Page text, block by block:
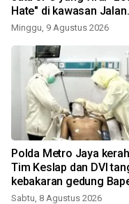
Hate" di kawasan Jalan
Rasuna Said
Minggu, 9 Agustus 2026
Polda Metro Jaya
Tim Keslap dan DVI
kebakaran gedung
DKI
Sabtu, 8 Agustus 2026